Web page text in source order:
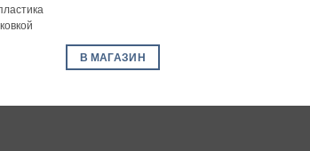
В МАГАЗИН